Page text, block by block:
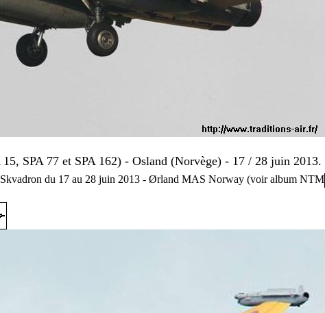
SPA 77 et SPA 162) - Osland (Norvège) - 17 / 28 juin 2013.
du 17 au 28 juin 2013 - Ørland MAS Norway (voir album NTM